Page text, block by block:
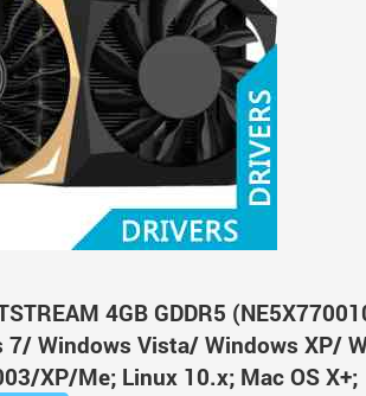
4GB GDDR5
Windows Vista/ Windows XP/
XP/Me; Linux 10.x; Mac OS X+;